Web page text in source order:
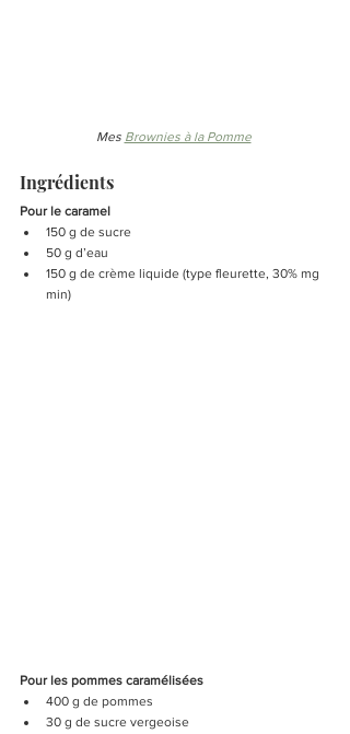
Mes Brownies à la Pomme
Ingrédients
Pour le caramel
150 g de sucre
50 g d’eau
150 g de crème liquide (type fleurette, 30% mg
min)
Pour les pommes caramélisées
400 g de pommes
30 g de sucre vergeoise